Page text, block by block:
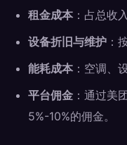
租金成本 ：占总收
设备折旧与维护 ：
能耗成本 ：空调、
平台佣金 ：通过美
5%-10%的佣金。